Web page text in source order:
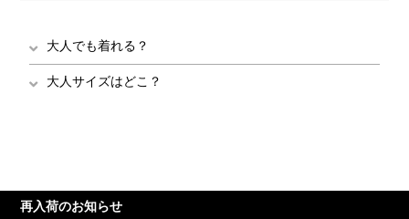
大人でも着れる？
大人サイズはどこ？
再入荷のお知らせ